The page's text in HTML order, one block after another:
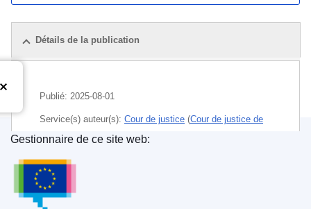
Détails de la publication
Publié: 2025-08-01
Service(s) auteur(s): Cour de justice (Cour de justice de
l’Union européenne)
CELEX : 62024CJ0758_RES
ECLI : ECLI:EU:C:2025:591
Office des publications de l’Union européenne
Gestionnaire de ce site web: